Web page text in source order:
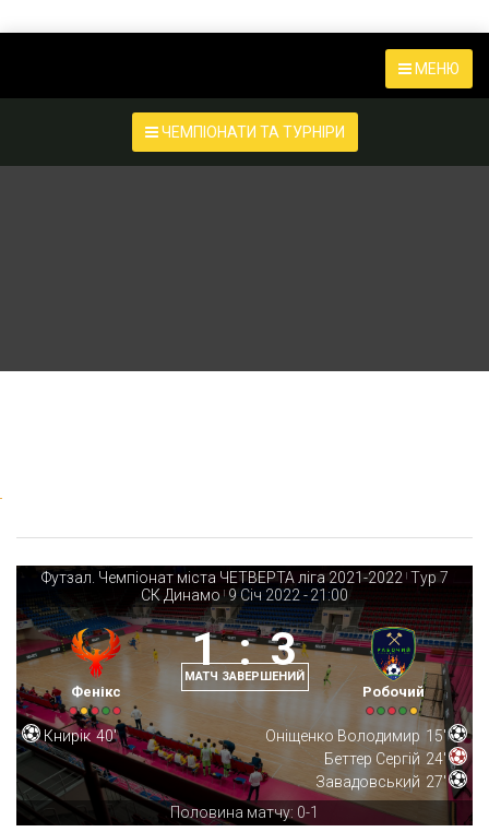
МЕНЮ
ЧЕМПІОНАТИ ТА ТУРНІРИ
Футзал. Чемпіонат міста ЧЕТВЕРТА ліга 2021-2022 | Тур 7
СК Динамо | 9 Січ 2022 - 21:00
Фенікс
1 : 3
МАТЧ ЗАВЕРШЕНИЙ
Робочий
Книрік 40' Оніщенко Володимир 15'
Беттер Сергій 24'
Завадовський 27'
Половина матчу: 0-1